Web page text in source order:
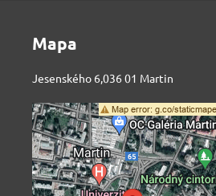
Mapa
Jesenského 6,036 01 Martin
Externý obsah je
blokovaný Voľbami
súkromia